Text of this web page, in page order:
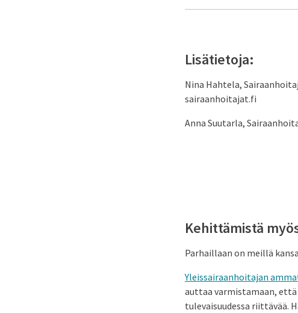
Lisätietoja:
Nina Hahtela,
sairaanhoitajat.fi
Anna Suutarla,
Kehittämistä
Parhaillaan on meillä
Yleissairaanhoitajan
auttaa varmistamaan, että
tulevaisuudessa riittävää.